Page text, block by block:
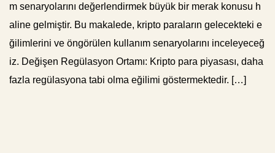
m senaryolarını değerlendirmek büyük bir merak konusu h
aline gelmiştir. Bu makalede, kripto paraların gelecekteki e
ğilimlerini ve öngörülen kullanım senaryolarını inceleyeceğ
iz. Değişen Regülasyon Ortamı: Kripto para piyasası, daha
fazla regülasyona tabi olma eğilimi göstermektedir. […]